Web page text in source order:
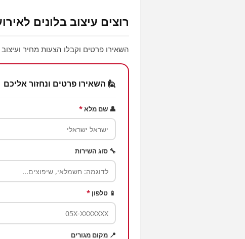
רוצים עיצוב בלונים
השאירו פרטים וקבלו הצעות מחיר
🙋 השאירו פרטים ונחזור אליכם
👤 שם מלא*
🔧 סוג השירות
📱 טלפון *
📍 מקום מגורים